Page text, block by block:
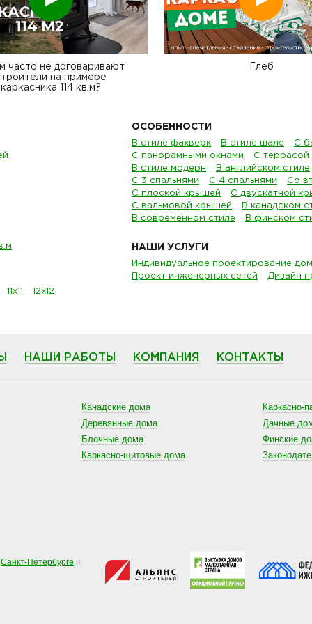
часто не договаривают
на примере
каркасника 114 кв.м?
Глеб
11х11 12х12
ОСОБЕННОСТИ
В стиле фахверк В стиле шале
С
С панорамными окнами
С террасой
В стиле модерн
В английском стиле
С 3 спальнями
С 4 спальнями
Со
С плоской крышей
С двускатной
С вальмовой крышей
В канадском
В современном стиле
В финском
НАШИ УСЛУГИ
Индивидуальное проектирование
Проект инженерных сетей
Дизайн
НАШИ РАБОТЫ КОМПАНИЯ КОНТАКТЫ
Канадские дома
Деревянные дома
Блочные дома
Каркасно-щитовые дома
Каркасно-
Дачные
Финские
Санкт-Петербурге и